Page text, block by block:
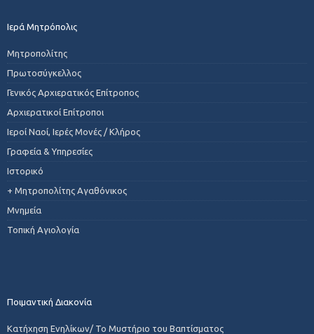
Ιερά Μητρόπολις
Μητροπολίτης
Πρωτοσύγκελλος
Γενικός Αρχιερατικός Επίτροπος
Αρχιερατικοί Επίτροποι
Ιεροί Ναοί, Ιερές Μονές / Κλήρος
Γραφεία & Υπηρεσίες
Ιστορικό
+ Μητροπολίτης Αγαθόνικος
Μνημεία
Τοπική Αγιολογία
Ποιμαντική Διακονία
Κατήχηση Ενηλίκων/ Το Μυστήριο του Βαπτίσματος